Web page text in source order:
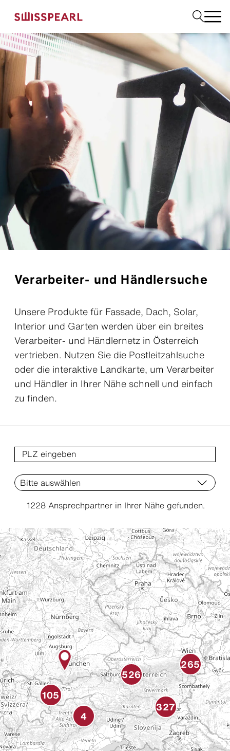
Service
Über uns
Inspiration
Dach zurück-Aktion
Nachhaltigkeit
Karriere
Dach
Fassade
Solar
Interior
Garten
Fachbetrieb finden
Verarbeiter- und Händlersuche
Unsere Produkte für Fassade, Dach, Solar,
Interior und Garten werden über ein breites
Verarbeiter- und Händlernetz in Österreich
vertrieben. Nutzen Sie die Postleitzahlsuche
oder die interaktive Landkarte, um Verarbeiter
und Händler in Ihrer Nähe schnell und einfach
zu finden.
1228 Ansprechpartner in Ihrer Nähe gefunden.
2M - Walter und Michael
Müllner GesmbH.nfg.kk
A & M Dach O.G. Spenglerei -
Dachdeckerei
A+G Energie GmbH
A. BRADARIC Dachdeckerei
+ Spenglerei
4
105
265
327
526